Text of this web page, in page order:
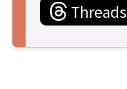
Threads